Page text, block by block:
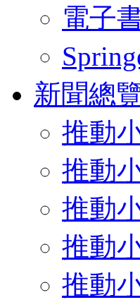
電子
新聞總
推動
推動
推動
推動
推動